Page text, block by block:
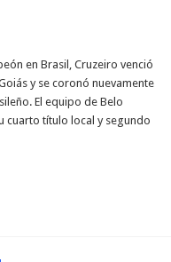
en Brasil, Cruzeiro venció
y se coronó nuevamente
El equipo de Belo
cuarto título local y segundo